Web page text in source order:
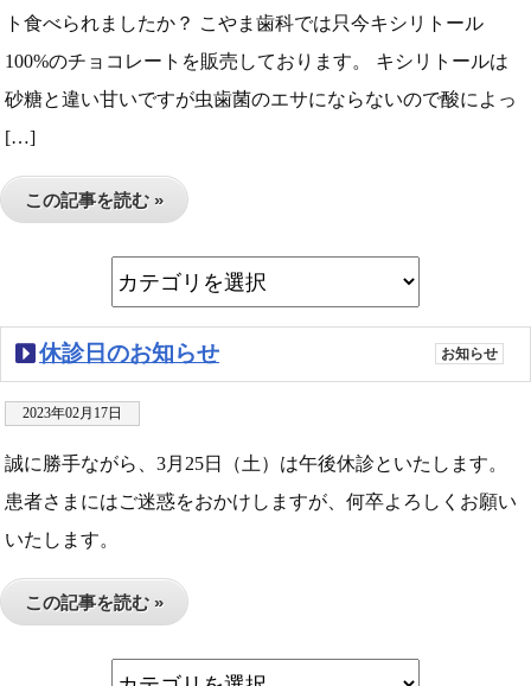
ト食べられましたか？ こやま歯科では只今キシリトール
100%のチョコレートを販売しております。 キシリトールは
砂糖と違い甘いですが虫歯菌のエサにならないので酸によっ
[…]
この記事を読む »
休診日のお知らせ お知らせ
2023年02月17日
誠に勝手ながら、3月25日（土）は午後休診といたします。
患者さまにはご迷惑をおかけしますが、何卒よろしくお願い
いたします。
この記事を読む »